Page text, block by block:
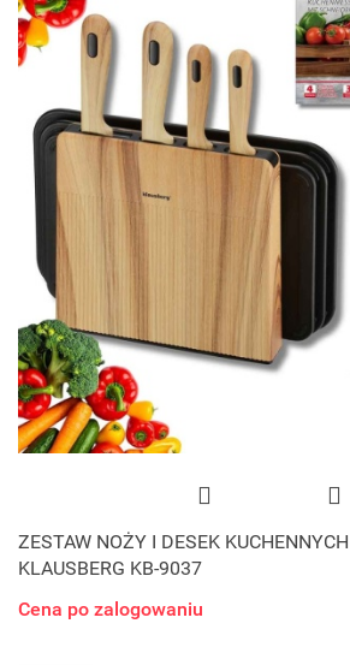
ZESTAW NOŻY I DESEK
KLAUSBERG KB-9037
Cena po zalogowaniu